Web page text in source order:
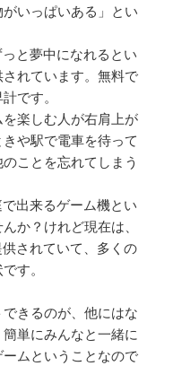
いっぱいある」とい
と夢中になれるとい
れています。無料で
です。
楽しむ人が右肩上が
や駅で電車を待って
ことを忘れてしまう
出来るゲーム機とい
か？けれど現在は、
されていて、多くの
す。
きるのが、他にはな
単にみんなと一緒に
ムということなので